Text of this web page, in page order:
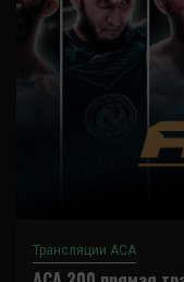
Трансляции ACA